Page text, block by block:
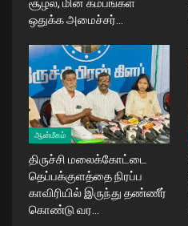
சூழல், மின் கம்பங்கள்
ஒதுக்க அமைச்சர்…
ஆன்மீகம்
திருச்சி மலைக்கோட்டை
தெப்பக்குளத்தை நிரப்ப
காவிரியில் இருந்து தண்ணீர்
கொண்டு வர…